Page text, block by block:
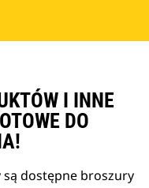
I INNE
DO
dostępne broszury